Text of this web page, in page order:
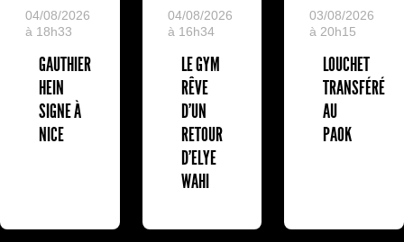
04/08/2026
à 18h33
GAUTHIER
HEIN
SIGNE À
NICE
04/08/2026
à 16h34
LE GYM
RÊVE
D’UN
RETOUR
D’ELYE
WAHI
03/08/2026
à 20h15
LOUCHET
TRANSFÉRÉ
AU
PAOK